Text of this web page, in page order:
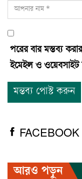
পরের বার মন্তব্য
ইমেইল ও ওয়েবসাইট
FACEBOOK
আরও পড়ুন